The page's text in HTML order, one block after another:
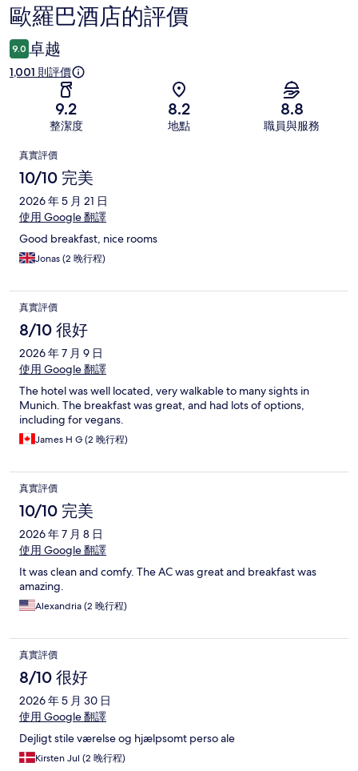
評
價
歐羅巴酒店的評價
9.0 卓越
1,001 則評價
9.2
整潔度
8.2
地點
8.8
職員與服務
評
價
真實評價
10/10 完美
2026 年 5 月 21 日
使用 Google 翻譯
Good breakfast, nice rooms
Jonas (2 晚行程)
真實評價
8/10 很好
2026 年 7 月 9 日
使用 Google 翻譯
The hotel was well located, very walkable to many sights in
Munich. The breakfast was great, and had lots of options,
including for vegans.
James H G (2 晚行程)
真實評價
10/10 完美
2026 年 7 月 8 日
使用 Google 翻譯
It was clean and comfy. The AC was great and breakfast was
amazing.
Alexandria (2 晚行程)
真實評價
8/10 很好
2026 年 5 月 30 日
使用 Google 翻譯
Dejligt stile værelse og hjælpsomt perso ale
Kirsten Jul (2 晚行程)